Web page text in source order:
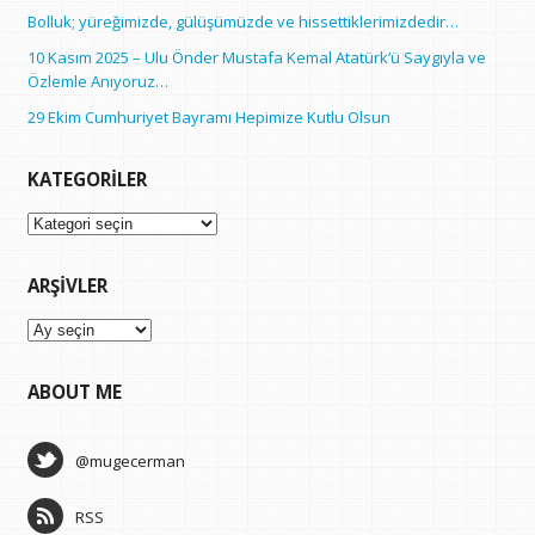
Bolluk; yüreğimizde, gülüşümüzde ve hissettiklerimizdedir…
10 Kasım 2025 – Ulu Önder Mustafa Kemal Atatürk’ü Saygıyla ve
Özlemle Anıyoruz…
29 Ekim Cumhuriyet Bayramı Hepimize Kutlu Olsun
KATEGORILER
Kategoriler
ARŞIVLER
Arşivler
ABOUT ME
@mugecerman
RSS